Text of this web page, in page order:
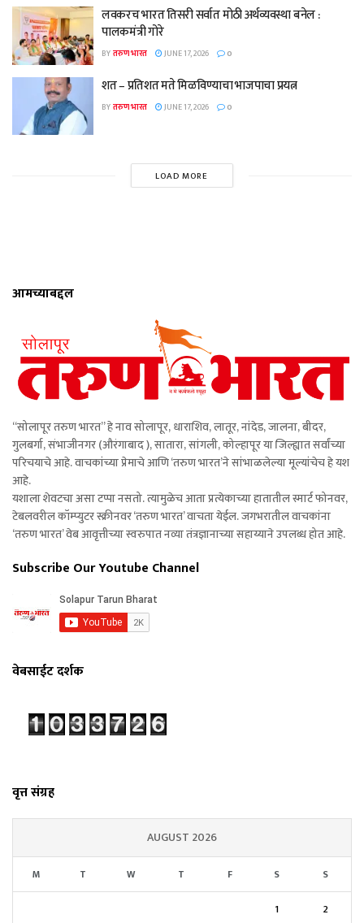
लवकरच भारत तिसरी सर्वात मोठी अर्थव्यवस्था बनेल :
पालकमंत्री गोरे
BYतरुण भारत JUNE 17, 2026 0
शत – प्रतिशत मते मिळविण्याचा भाजपाचा प्रयत्न
BYतरुण भारत JUNE 17, 2026 0
LOAD MORE
आमच्याबद्दल
“सोलापूर तरुण भारत” हे नाव सोलापूर, धाराशिव, लातूर, नांदेड, जालना, बीदर,
गुलबर्गा, संभाजीनगर (औरंगाबाद ), सातारा, सांगली, कोल्हापूर या जिल्ह्यात सर्वांच्या
परिचयाचे आहे. वाचकांच्या प्रेमाचे आणि ‘तरुण भारत’ने सांभाळलेल्या मूल्यांचेच हे यश
आहे.
यशाला शेवटचा असा टप्पा नसतो. त्यामुळेच आता प्रत्येकाच्या हातातील स्मार्ट फोनवर,
टेबलवरील कॉम्प्युटर स्क्रीनवर ‘तरुण भारत’ वाचता येईल. जगभरातील वाचकांना
‘तरुण भारत’ वेब आवृत्तीच्या स्वरुपात नव्या तंत्रज्ञानाच्या सहाय्याने उपलब्ध होत आहे.
Subscribe Our Youtube Channel
वेबसाईट दर्शक
वृत्त संग्रह
AUGUST 2026
M T W T F S S
1 2